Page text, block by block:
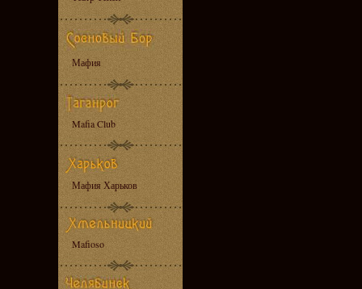
Мафия
Mafia Club
Мафия Харьков
Mafioso